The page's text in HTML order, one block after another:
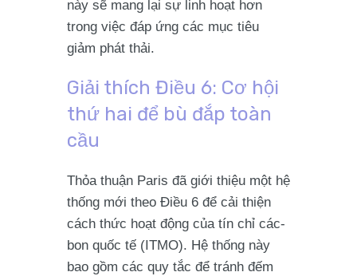
này sẽ mang lại sự linh hoạt hơn
trong việc đáp ứng các mục tiêu
giảm phát thải.
Giải thích Điều 6: Cơ hội
thứ hai để bù đắp toàn
cầu
Thỏa thuận Paris đã giới thiệu một hệ
thống mới theo Điều 6 để cải thiện
cách thức hoạt động của tín chỉ các-
bon quốc tế (ITMO). Hệ thống này
bao gồm các quy tắc để tránh đếm